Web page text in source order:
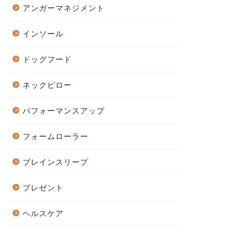
アンガーマネジメント
インソール
ドッグフード
ネックピロー
パフォーマンスアップ
フォームローラー
ブレインスリープ
プレゼント
ヘルスケア